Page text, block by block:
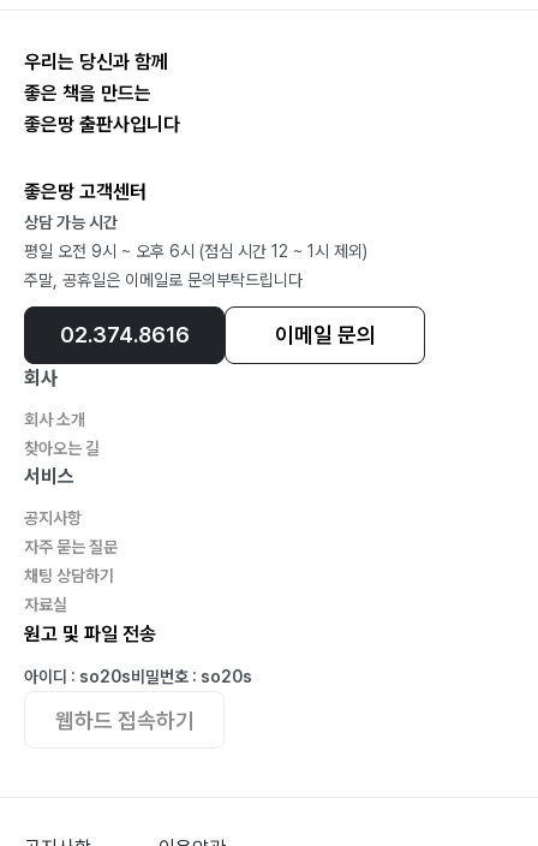
우리는 당신과 함께
좋은 책을 만드는
좋은땅 출판사입니다
좋은땅 고객센터
상담 가능 시간
평일 오전 9시 ~ 오후 6시 (점심 시간 12 ~ 1시 제외)
주말, 공휴일은 이메일로 문의부탁드립니다
02.374.8616 이메일 문의
회사
회사 소개
찾아오는 길
서비스
공지사항
자주 묻는 질문
채팅 상담하기
자료실
원고 및 파일 전송
아이디 : so20s비밀번호 : so20s
웹하드 접속하기